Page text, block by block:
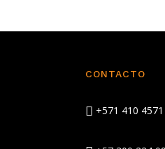
CONTACTO
+571 410 4571